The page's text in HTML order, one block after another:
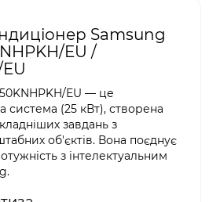
Samsung
EU /
EU — це
система (25 кВт), створена
завдань з
об'єктів. Вона поєднує
з інтелектуальним